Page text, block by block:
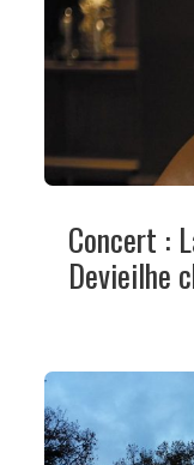
Concert :
Devieilhe